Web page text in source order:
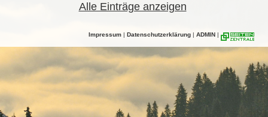
Alle Einträge anzeigen
Impressum | Datenschutzerklärung | ADMIN |